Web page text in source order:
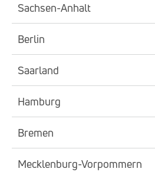
Sachsen-Anhalt
Berlin
Saarland
Hamburg
Bremen
Mecklenburg-Vorpommern